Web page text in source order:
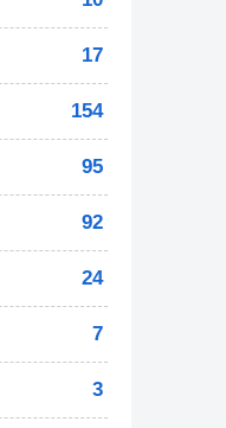
17
154
95
92
24
7
3